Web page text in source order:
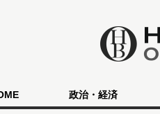
政治・経済